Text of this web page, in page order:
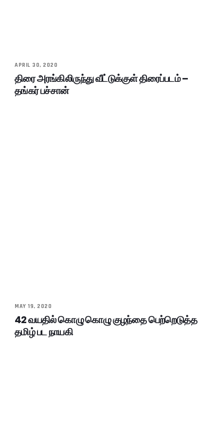
APRIL 30, 2020
திரை அரங்கிலிருந்து வீட்டுக்குள் திரைப்படம் –
தங்கர் பச்சான்
MAY 19, 2020
42 வயதில் கொழு கொழு குழந்தை பெற்றெடுத்த
தமிழ் பட நாயகி